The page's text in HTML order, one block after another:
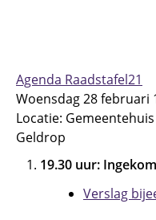
Agenda Raadstafel21
Woensdag 28 februari
Locatie:
Geldrop
19.30 uur:
Verslag